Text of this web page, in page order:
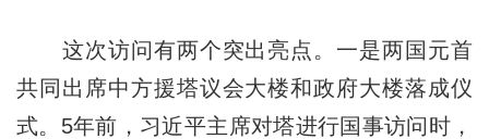
这次访问有两个突出亮点。一是两国元首
共同出席中方援塔议会大楼和政府大楼落成仪
式。5年前，习近平主席对塔进行国事访问时，